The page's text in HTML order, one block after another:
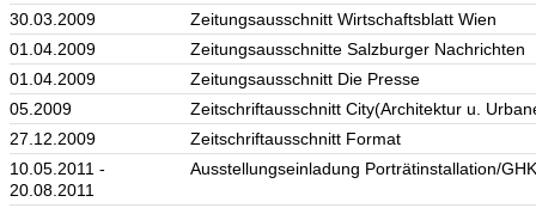
30.03.2009
Zeitungsausschnitt Wirtschaftsblatt Wien
01.04.2009
Zeitungsausschnitte Salzburger Nachrichten
01.04.2009
Zeitungsausschnitt Die Presse
05.2009
Zeitschriftausschnitt City(Architektur u.
27.12.2009
Zeitschriftausschnitt Format
10.05.2011 -
20.08.2011
Ausstellungseinladung Porträtinstallation/